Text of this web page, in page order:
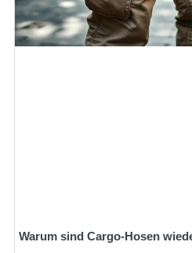
Warum sind Cargo-Hosen